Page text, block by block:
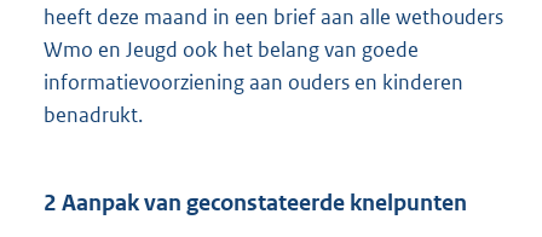
heeft deze maand in een brief aan alle wethouders
Wmo en Jeugd ook het belang van goede
informatievoorziening aan ouders en kinderen
benadrukt.
2 Aanpak van geconstateerde knelpunten